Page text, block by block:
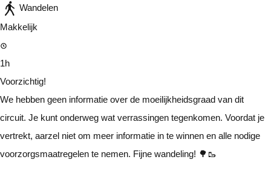
Wandelen
Makkelijk
1h
Voorzichtig!
We hebben geen informatie over de moeilijkheidsgraad van dit
circuit. Je kunt onderweg wat verrassingen tegenkomen. Voordat je
vertrekt, aarzel niet om meer informatie in te winnen en alle nodige
voorzorgsmaatregelen te nemen. Fijne wandeling! 🌳🥾